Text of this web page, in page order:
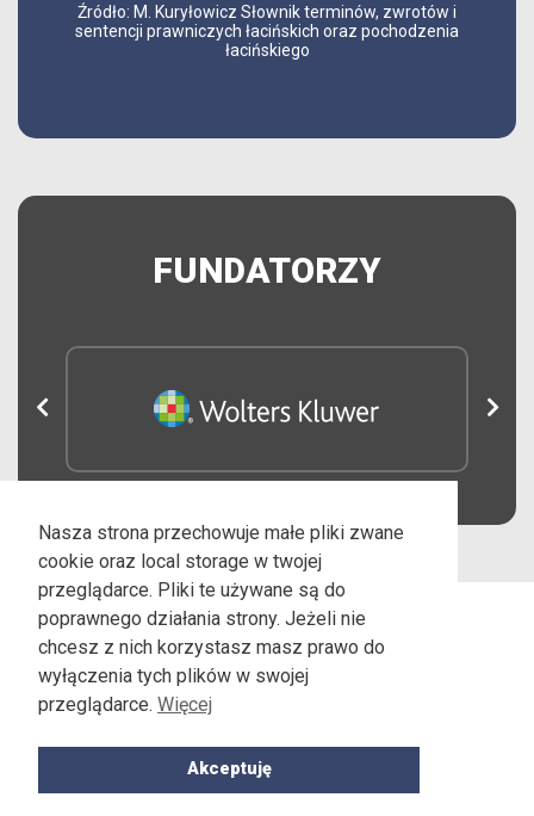
Źródło: M. Kuryłowicz Słownik terminów, zwrotów i
sentencji prawniczych łacińskich oraz pochodzenia
łacińskiego
FUNDATORZY
Fundacja Edukacji Prawnej IUSTITIA
fundacja@iustitia.pl,
Nasza strona przechowuje małe pliki zwane
cookie oraz local storage w twojej
przeglądarce. Pliki te używane są do
poprawnego działania strony. Jeżeli nie
chcesz z nich korzystasz masz prawo do
wyłączenia tych plików w swojej
przeglądarce. Więcej
Akceptuję